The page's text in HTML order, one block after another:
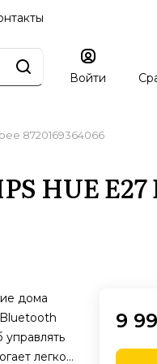
Войти
8720169364066
HUE
дома
легко
9